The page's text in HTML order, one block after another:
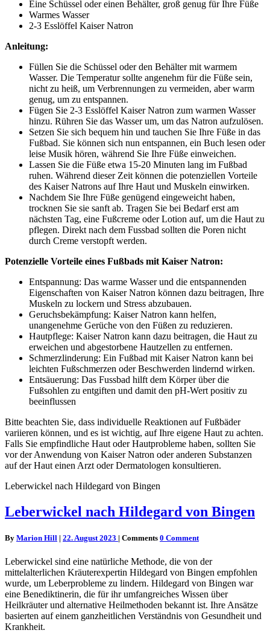
Eine Schüssel oder einen Behälter, groß genug für Ihre Füße
Warmes Wasser
2-3 Esslöffel Kaiser Natron
Anleitung:
Füllen Sie die Schüssel oder den Behälter mit warmem
Wasser. Die Temperatur sollte angenehm für die Füße sein,
nicht zu heiß, um Verbrennungen zu vermeiden, aber warm
genug, um zu entspannen.
Fügen Sie 2-3 Esslöffel Kaiser Natron zum warmen Wasser
hinzu. Rühren Sie das Wasser um, um das Natron aufzulösen.
Setzen Sie sich bequem hin und tauchen Sie Ihre Füße in das
Fußbad. Sie können sich nun entspannen, ein Buch lesen oder
leise Musik hören, während Sie Ihre Füße einweichen.
Lassen Sie die Füße etwa 15-20 Minuten lang im Fußbad
ruhen. Während dieser Zeit können die potenziellen Vorteile
des Kaiser Natrons auf Ihre Haut und Muskeln einwirken.
Nachdem Sie Ihre Füße genügend eingeweicht haben,
trocknen Sie sie sanft ab. Tragen Sie bei Bedarf erst am
nächsten Tag, eine Fußcreme oder Lotion auf, um die Haut zu
pflegen. Direkt nach dem Fussbad sollten die Poren nicht
durch Creme verstopft werden.
Potenzielle Vorteile eines Fußbads mit Kaiser Natron:
Entspannung: Das warme Wasser und die entspannenden
Eigenschaften von Kaiser Natron können dazu beitragen, Ihre
Muskeln zu lockern und Stress abzubauen.
Geruchsbekämpfung: Kaiser Natron kann helfen,
unangenehme Gerüche von den Füßen zu reduzieren.
Hautpflege: Kaiser Natron kann dazu beitragen, die Haut zu
erweichen und abgestorbene Hautzellen zu entfernen.
Schmerzlinderung: Ein Fußbad mit Kaiser Natron kann bei
leichten Fußschmerzen oder Beschwerden lindernd wirken.
Entsäuerung: Das Fussbad hilft dem Körper über die
Fußsohlen zu entgiften und damit den pH-Wert positiv zu
beeinflussen
Bitte beachten Sie, dass individuelle Reaktionen auf Fußbäder
variieren können, und es ist wichtig, auf Ihre eigene Haut zu achten.
Falls Sie empfindliche Haut oder Hautprobleme haben, sollten Sie
vor der Anwendung von Kaiser Natron oder anderen Substanzen
auf der Haut einen Arzt oder Dermatologen konsultieren.
Leberwickel nach Hildegard von Bingen
Leberwickel nach Hildegard von Bingen
By Marion Hill | 22. August 2023 | Comments 0 Comment
Leberwickel sind eine natürliche Methode, die von der
mittelalterlichen Kräuterexpertin Hildegard von Bingen empfohlen
wurde, um Leberprobleme zu lindern. Hildegard von Bingen war
eine Benediktinerin, die für ihr umfangreiches Wissen über
Heilkräuter und alternative Heilmethoden bekannt ist. Ihre Ansätze
basierten auf einem ganzheitlichen Verständnis von Gesundheit und
Krankheit.